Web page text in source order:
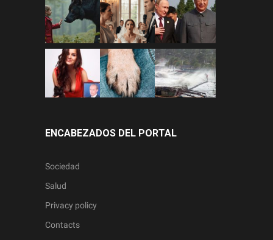
ENCABEZADOS DEL PORTAL
Sociedad
Salud
Privacy policy
Contacts